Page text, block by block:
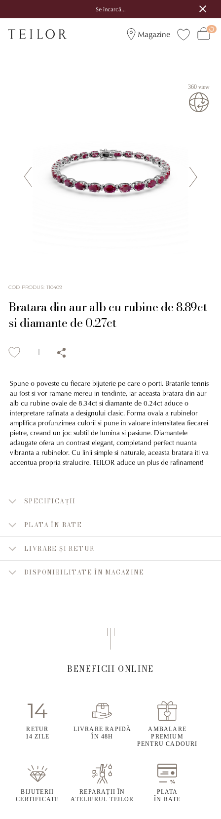
Se încarcă...
Magazine
360 view
COD PRODUS: 110409
Bratara din aur alb cu rubine de 8.89ct
si diamante de 0.27ct
Spune o poveste cu fiecare bijuterie pe care o porti. Bratarile tennis
au fost si vor ramane mereu in tendinte, iar aceasta bratara din aur
alb cu rubine ovale de 8.34ct si diamante de 0.24ct aduce o
interpretare rafinata a designului clasic. Forma ovala a rubinelor
amplifica profunzimea culorii si pune in valoare intensitatea fiecarei
pietre, creand un joc subtil de lumina si pasiune. Diamantele
adaugate ofera un contrast elegant, completand perfect nuanta
vibranta a rubinelor. Cu linii simple si naturale, aceasta bratara iti va
accentua propria stralucire. TEILOR aduce un plus de rafinament!
SPECIFICAȚII
PLATA ÎN RATE
LIVRARE ȘI RETUR
DISPONIBILITATE ÎN MAGAZINE
BENEFICII ONLINE
RETUR
14 ZILE
LIVRARE RAPIDĂ
ÎN 48H
AMBALARE
PREMIUM
PENTRU CADOURI
BIJUTERII
CERTIFICATE
REPARAȚII ÎN
ATELIERUL TEILOR
PLATA
ÎN RATE